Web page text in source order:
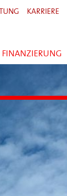
FINANZIERUNG
KARRIERE